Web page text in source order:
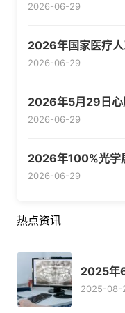
2026-06-29
2026年国家医疗
2026-06-29
2026年5月29日心
2026-06-29
2026年100%光学
2026-06-29
热点资讯
2025年
2025-08-